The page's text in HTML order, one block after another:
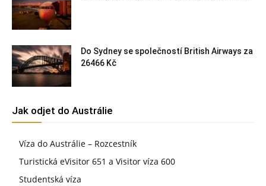
Do Sydney se společností British Airways za
26466 Kč
Jak odjet do Austrálie
Víza do Austrálie – Rozcestník
Turistická eVisitor 651 a Visitor víza 600
Studentská víza